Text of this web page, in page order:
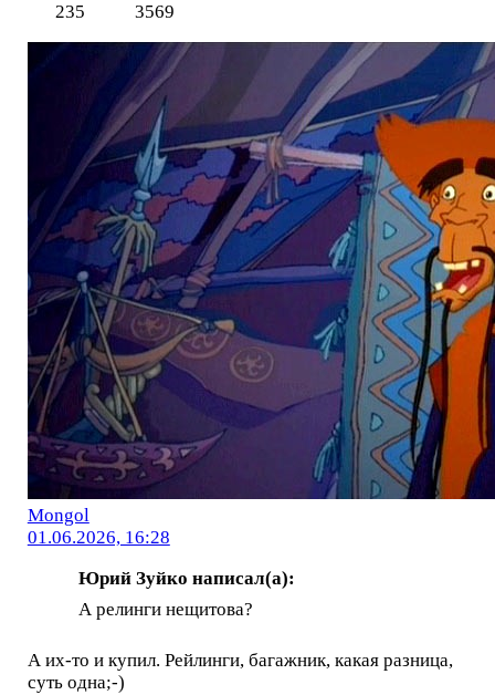
235
3569
Mоngol
01.06.2026, 16:28
Юрий Зуйко написал(а):
А релинги нещитова?
А их-то и купил. Рейлинги, багажник, какая разница,
суть одна;-)